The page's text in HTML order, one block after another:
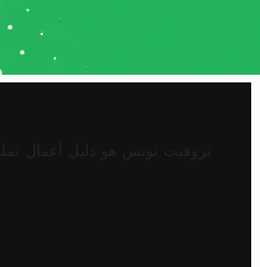
تروفيت تونس هو دليل أعمال